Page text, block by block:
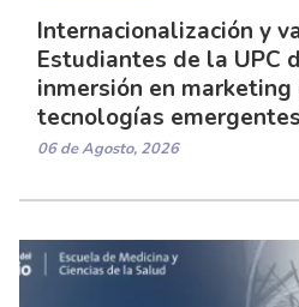
Internacionalización y
Estudiantes de la UPC
inmersión en
tecnologías
06 de Agosto, 2026